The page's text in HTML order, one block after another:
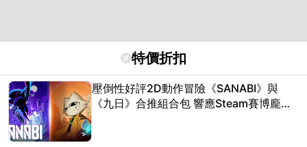
# 特價折扣
壓倒性好評2D動作冒險《SANABI》與
《九日》合推組合包 響應Steam賽博龐克